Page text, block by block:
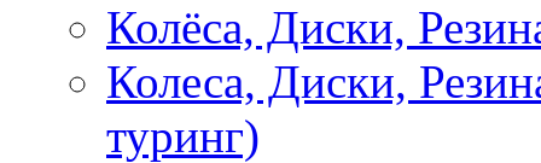
Колёса, Диски,
Колеса, Диски,
туринг)